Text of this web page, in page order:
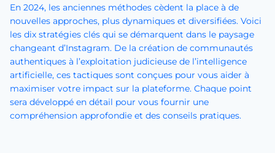
En 2024, les anciennes méthodes cèdent la place à de
nouvelles approches, plus dynamiques et diversifiées. Voici
les dix stratégies clés qui se démarquent dans le paysage
changeant d’Instagram. De la création de communautés
authentiques à l’exploitation judicieuse de l’intelligence
artificielle, ces tactiques sont conçues pour vous aider à
maximiser votre impact sur la plateforme. Chaque point
sera développé en détail pour vous fournir une
compréhension approfondie et des conseils pratiques.